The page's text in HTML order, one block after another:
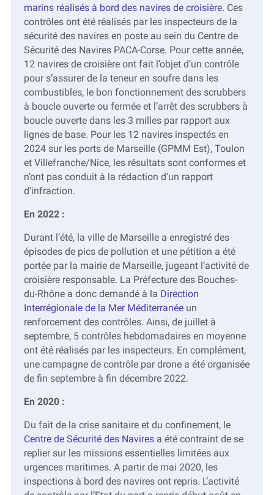
marins réalisés à bord des navires de croisière. Ces
contrôles ont été réalisés par les inspecteurs de la
sécurité des navires en poste au sein du Centre de
Sécurité des Navires PACA-Corse. Pour cette année,
12 navires de croisière ont fait l’objet d’un contrôle
pour s’assurer de la teneur en soufre dans les
combustibles, le bon fonctionnement des scrubbers
à boucle ouverte ou fermée et l’arrêt des scrubbers à
boucle ouverte dans les 3 milles par rapport aux
lignes de base. Pour les 12 navires inspectés en
2024 sur les ports de Marseille (GPMM Est), Toulon
et Villefranche/Nice, les résultats sont conformes et
n’ont pas conduit à la rédaction d’un rapport
d’infraction.
En 2022 :
Durant l’été, la ville de Marseille a enregistré des
épisodes de pics de pollution et une pétition a été
portée par la mairie de Marseille, jugeant l’activité de
croisière responsable. La Préfecture des Bouches-
du-Rhône a donc demandé à la Direction
Interrégionale de la Mer Méditerranéeun
renforcement des contrôles. Ainsi, de juillet à
septembre, 5 contrôles hebdomadaires en moyenne
ont été réalisés par les inspecteurs. En complément,
une campagne de contrôle par drone a été organisée
de fin septembre à fin décembre 2022.
En 2020 :
Du fait de la crise sanitaire et du confinement, le
Centre de Sécurité des Naviresa été contraint de se
replier sur les missions essentielles limitées aux
urgences maritimes. A partir de mai 2020, les
inspections à bord des navires ont repris. L’activité